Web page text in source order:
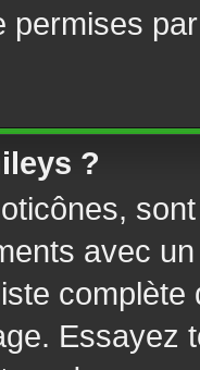
permises
?
avec
Essayez